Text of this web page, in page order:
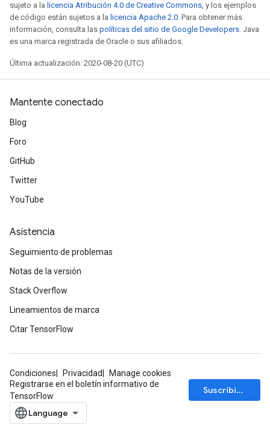
sujeto a la licencia Atribución 4.0 de Creative Commons, y los ejemplos
de código están sujetos a la licencia Apache 2.0. Para obtener más
información, consulta las políticas del sitio de Google Developers. Java
es una marca registrada de Oracle o sus afiliados.
Última actualización: 2020-08-20 (UTC)
Mantente conectado
Blog
Foro
GitHub
Twitter
YouTube
Asistencia
Seguimiento de problemas
Notas de la versión
Stack Overflow
Lineamientos de marca
Citar TensorFlow
Condiciones Privacidad
Manage cookies
Registrarse en el boletín informativo de
TensorFlow
Suscribirse